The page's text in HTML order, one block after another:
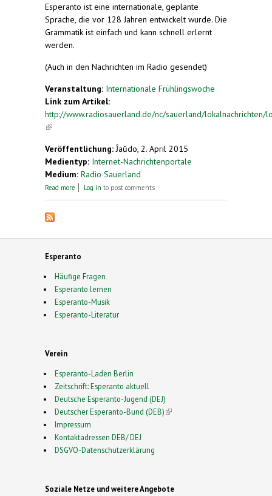
Esperanto ist eine internationale, geplante
Sprache, die vor 128 Jahren entwickelt wurde. Die
Grammatik ist einfach und kann schnell erlernt
werden.
(Auch in den Nachrichten im Radio gesendet)
Veranstaltung: Internationale Frühlingswoche
Link zum Artikel:
http://www.radiosauerland.de/nc/sauerland/lokalnachrichten/
(link is external)
Veröffentlichung: Ĵaŭdo, 2. April 2015
Medientyp: Internet-Nachrichtenportale
Medium: Radio Sauerland
Read more about Die Weltsprache Esperanto ist Thema in
Log in to post comments
Esperanto
Häufige Fragen
Esperanto lernen
Esperanto-Musik
Esperanto-Literatur
Verein
Esperanto-Laden Berlin
Zeitschrift: Esperanto aktuell
Deutsche Esperanto-Jugend (DEJ)
Deutscher Esperanto-Bund (DEB)(link is external)
Impressum
Kontaktadressen DEB/ DEJ
DSGVO-Datenschutzerklärung
Soziale Netze und weitere Angebote